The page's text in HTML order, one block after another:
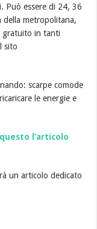
Può essere di 24, 36
della metropolitana,
gratuito in tanti
sito
scarpe comode
le energie e
questo l’articolo
un articolo dedicato